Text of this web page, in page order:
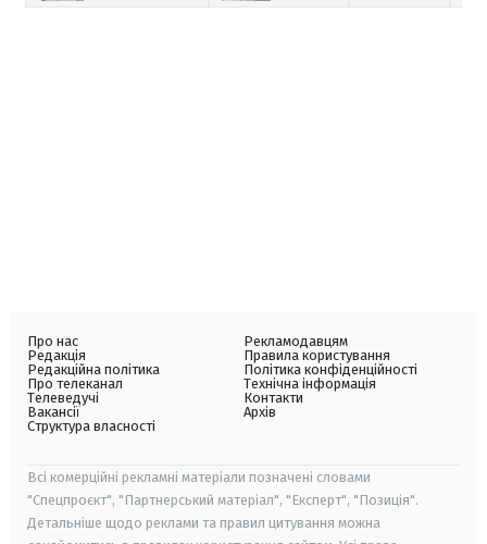
Про нас
Редакція
Редакційна політика
Про телеканал
Телеведучі
Вакансії
Структура власності
Рекламодавцям
Правила користування
Політика конфіденційності
Технічна інформація
Контакти
Архів
Всі комерційні рекламні матеріали позначені словами
"Спецпроєкт", "Партнерський матеріал", "Експерт", "Позиція".
Детальніше щодо реклами та правил цитування можна